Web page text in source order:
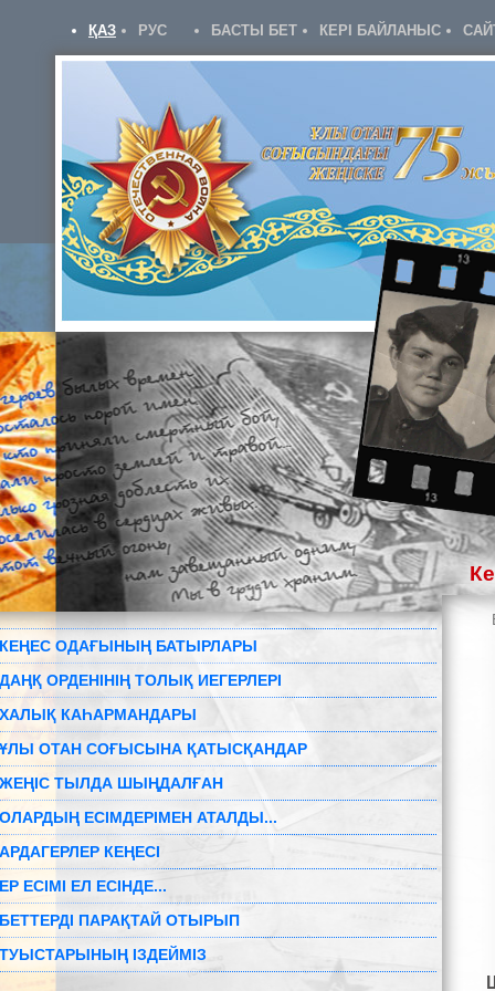
ҚАЗ РУС БАСТЫ БЕТ КЕРІ БАЙЛАНЫС
КЕҢЕС ОДАҒЫНЫҢ БАТЫРЛАРЫ
ДАҢҚ ОРДЕНІНІҢ ТОЛЫҚ ИЕГЕРЛЕРІ
ХАЛЫҚ КАҺАРМАНДАРЫ
ҰЛЫ ОТАН СОҒЫСЫНА ҚАТЫСҚАНДАР
ЖЕҢІС ТЫЛДА ШЫҢДАЛҒАН
ОЛАРДЫҢ ЕСІМДЕРІМЕН АТАЛДЫ...
АРДАГЕРЛЕР КЕҢЕСІ
ЕР ЕСІМІ ЕЛ ЕСІНДЕ...
БЕТТЕРДІ ПАРАҚТАЙ ОТЫРЫП
ТУЫСТАРЫНЫҢ ІЗДЕЙМІЗ